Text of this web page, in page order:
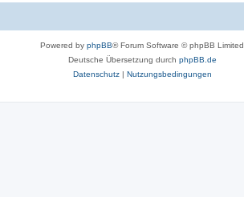
Powered by phpBB® Forum Software © phpBB Limited
Deutsche Übersetzung durch phpBB.de
Datenschutz| Nutzungsbedingungen